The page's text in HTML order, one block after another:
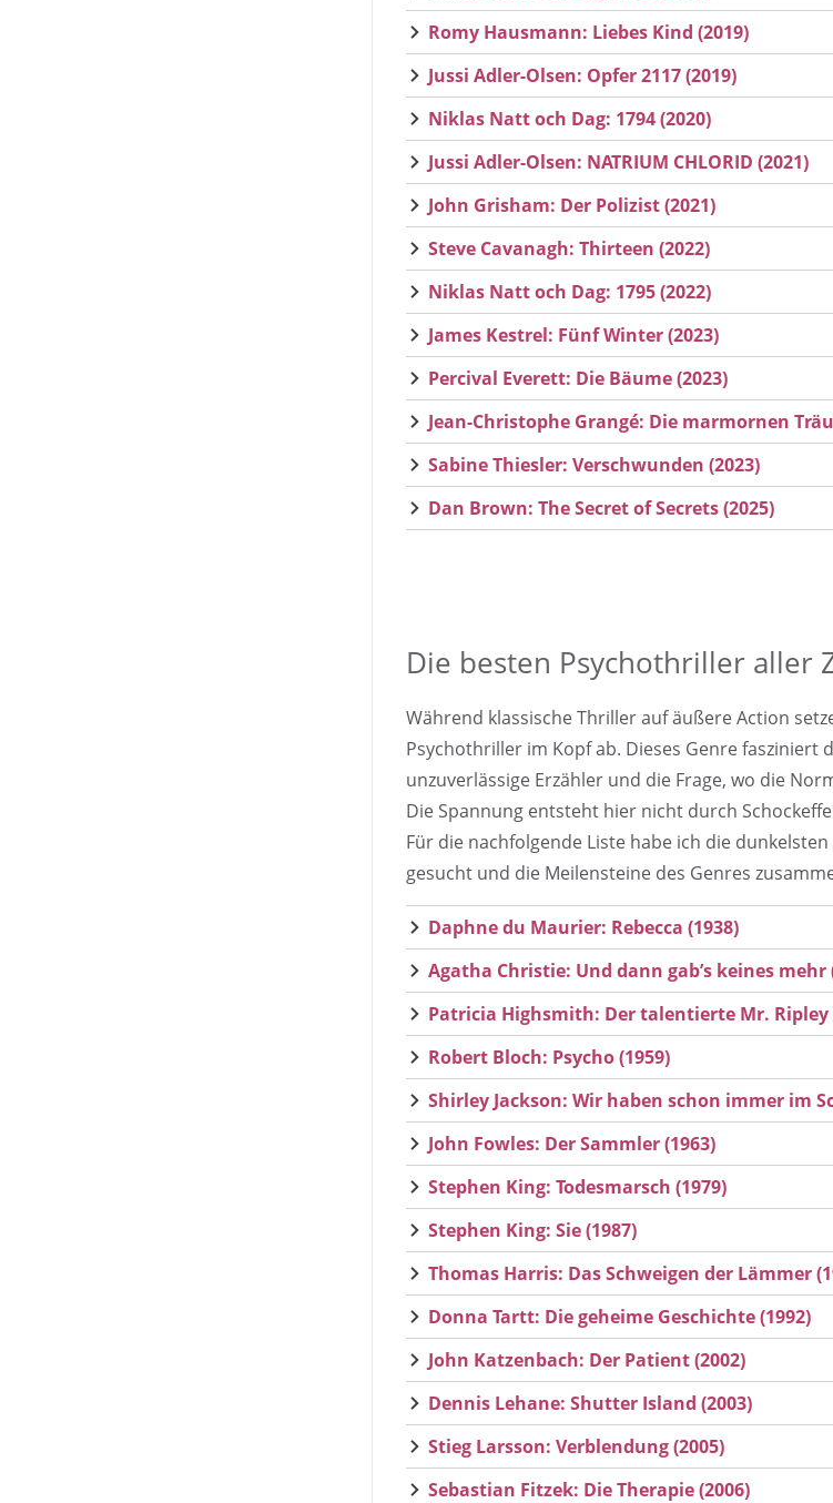
Romy Hausmann: Liebes Kind (2019)
Jussi Adler-Olsen: Opfer 2117 (2019)
Niklas Natt och Dag: 1794 (2020)
Jussi Adler-Olsen: NATRIUM CHLORID (2021)
John Grisham: Der Polizist (2021)
Steve Cavanagh: Thirteen (2022)
Niklas Natt och Dag: 1795 (2022)
James Kestrel: Fünf Winter (2023)
Percival Everett: Die Bäume (2023)
Jean-Christophe Grangé: Die marmornen
Sabine Thiesler: Verschwunden (2023)
Dan Brown: The Secret of Secrets (2025)
Die besten Psychothriller aller
Während klassische Thriller auf äußere Action
Psychothriller im Kopf ab. Dieses Genre fasziniert
unzuverlässige Erzähler und die Frage, wo die
Die Spannung entsteht hier nicht durch
Für die nachfolgende Liste habe ich die
gesucht und die Meilensteine des Genres
Daphne du Maurier: Rebecca (1938)
Agatha Christie: Und dann gab’s keines mehr
Patricia Highsmith: Der talentierte Mr. Ripley
Robert Bloch: Psycho (1959)
Shirley Jackson: Wir haben schon immer im
John Fowles: Der Sammler (1963)
Stephen King: Todesmarsch (1979)
Stephen King: Sie (1987)
Thomas Harris: Das Schweigen der Lämmer
Donna Tartt: Die geheime Geschichte (1992)
John Katzenbach: Der Patient (2002)
Dennis Lehane: Shutter Island (2003)
Stieg Larsson: Verblendung (2005)
Sebastian Fitzek: Die Therapie (2006)